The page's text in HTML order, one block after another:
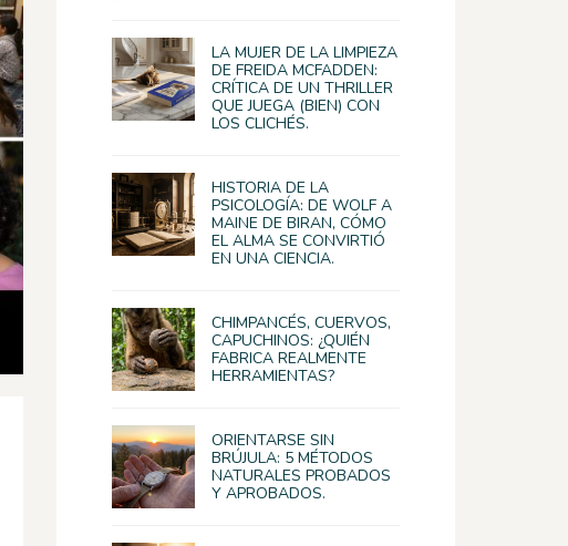
LA MUJER DE LA LIMPIEZA
DE FREIDA MCFADDEN:
CRÍTICA DE UN THRILLER
QUE JUEGA (BIEN) CON
LOS CLICHÉS.
HISTORIA DE LA
PSICOLOGÍA: DE WOLF A
MAINE DE BIRAN, CÓMO
EL ALMA SE CONVIRTIÓ
EN UNA CIENCIA.
CHIMPANCÉS, CUERVOS,
CAPUCHINOS: ¿QUIÉN
FABRICA REALMENTE
HERRAMIENTAS?
ORIENTARSE SIN
BRÚJULA: 5 MÉTODOS
NATURALES PROBADOS
Y APROBADOS.